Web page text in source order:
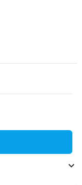
keyboard_arrow_down